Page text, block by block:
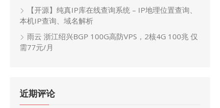
【开源】纯真IP库在线查询系统 – IP地理位置查询、
本机IP查询、域名解析
雨云 浙江绍兴BGP 100G高防VPS，2核4G 100兆 仅
需77元/月
近期评论